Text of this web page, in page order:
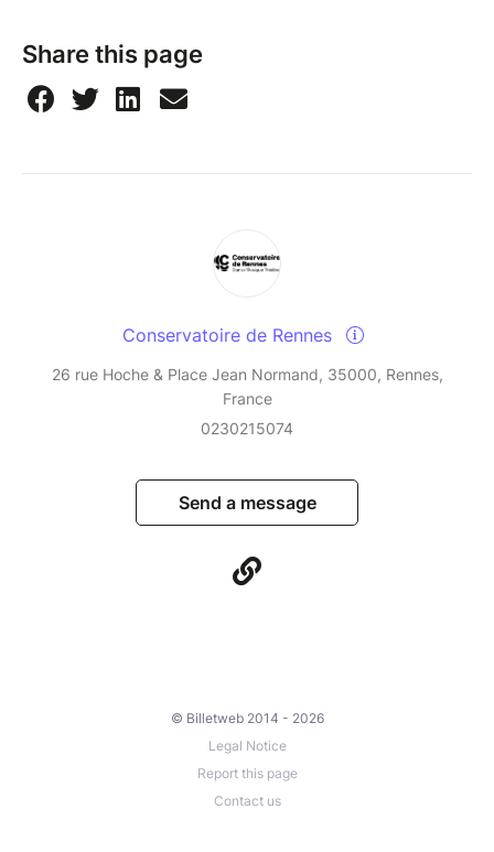
Share this page
Conservatoire de Rennes
26 rue Hoche & Place Jean Normand, 35000, Rennes,
France
0230215074
Send a message
© Billetweb 2014 - 2026
Legal Notice
Report this page
Contact us